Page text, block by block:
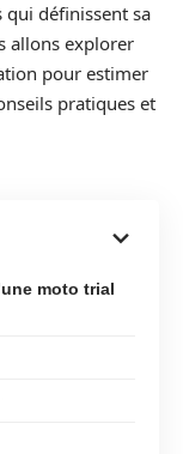
qui définissent sa
allons explorer
pour estimer
pratiques et
moto trial